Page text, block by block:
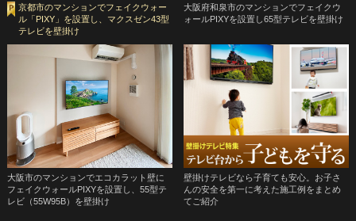
京都市のマンションでフェイクウォー
ル「PIXY」を設置し、マクスゼン43型
テレビを壁掛け
大阪府和泉市のマンションでフェイクウ
ォールPIXYを設置し65型テレビを壁掛け
大阪市のマンションでエコカラット壁に
フェイクウォールPIXYを設置し、55型テ
レビ（55W95B）を壁掛け
壁掛けテレビなら子育ても安心。お子さ
んの安全を第一に考えた施工例をまとめ
てご紹介